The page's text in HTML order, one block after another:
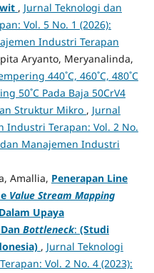
, Jurnal Teknologi dan
Vol. 5 No. 1 (2026):
Industri Terapan
Aryanto, Meryanalinda,
440˚C, 460˚C, 480˚C
50˚C Pada Baja 50CrV4
Struktur Mikro , Jurnal
Industri Terapan: Vol. 2 No.
Manajemen Industri
Amallia, Penerapan Line
Value Stream Mapping
Upaya
Dan Bottleneck: (Studi
, Jurnal Teknologi
Vol. 2 No. 4 (2023):